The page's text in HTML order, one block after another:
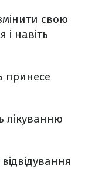
свою
і навіть
принесе
лікуванню